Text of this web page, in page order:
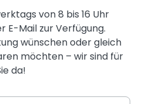
von 8 bis 16 Uhr
E-Mail zur Verfügung.
wünschen oder gleich
möchten – wir sind für
da!